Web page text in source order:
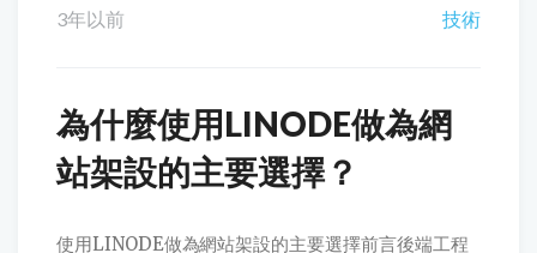
3年以前 技術
為什麼使用LINODE做為網
站架設的主要選擇？
使用LINODE做為網站架設的主要選擇前言後端工程